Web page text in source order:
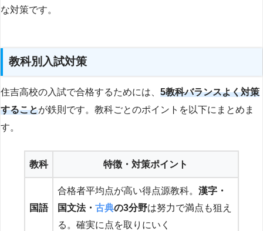
な対策です。
教科別入試対策
住吉高校の入試で合格するためには、 5教科バランスよく対策
することが鉄則です。教科ごとのポイントを以下にまとめま
す。
教科 特徴・対策ポイント
国語
合格者平均点が高い得点源教科。 漢字・
国文法・ 古典の3分野は努力で満点も狙え
る。確実に点を取りにいく